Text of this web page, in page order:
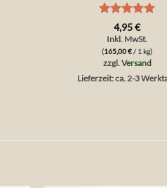
Bewertet
mit5 von
5
4,95€
Inkl. MwSt.
(165,00€/ 1 kg)
zzgl. Versand
Lieferzeit: ca. 2-3